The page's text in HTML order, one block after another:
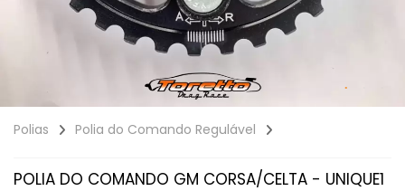
Polias Polia do Comando Regulável
POLIA DO COMANDO GM CORSA/CELTA - UNIQUE1